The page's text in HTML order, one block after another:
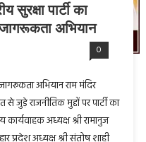
सुरक्षा पार्टी का
अभियान
0
अभियान राम मंदिर
जुड़े राजनीतिक मुद्दों पर पार्टी का
कार्यवाहक अध्यक्ष श्री रामानुज
प्रदेश अध्यक्ष श्री संतोष शाही